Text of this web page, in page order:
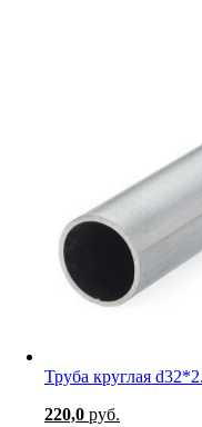
Труба круглая
220,0 руб.